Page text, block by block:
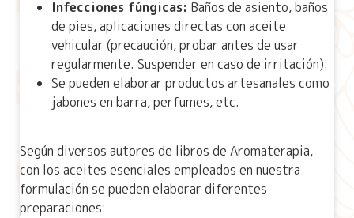
Infecciones fúngicas: Baños de asiento, baños
de pies, aplicaciones directas con aceite
vehicular (precaución, probar antes de usar
regularmente. Suspender en caso de irritación).
Se pueden elaborar productos artesanales como
jabones en barra, perfumes, etc.
Según diversos autores de libros de Aromaterapia,
con los aceites esenciales empleados en nuestra
formulación se pueden elaborar diferentes
preparaciones: